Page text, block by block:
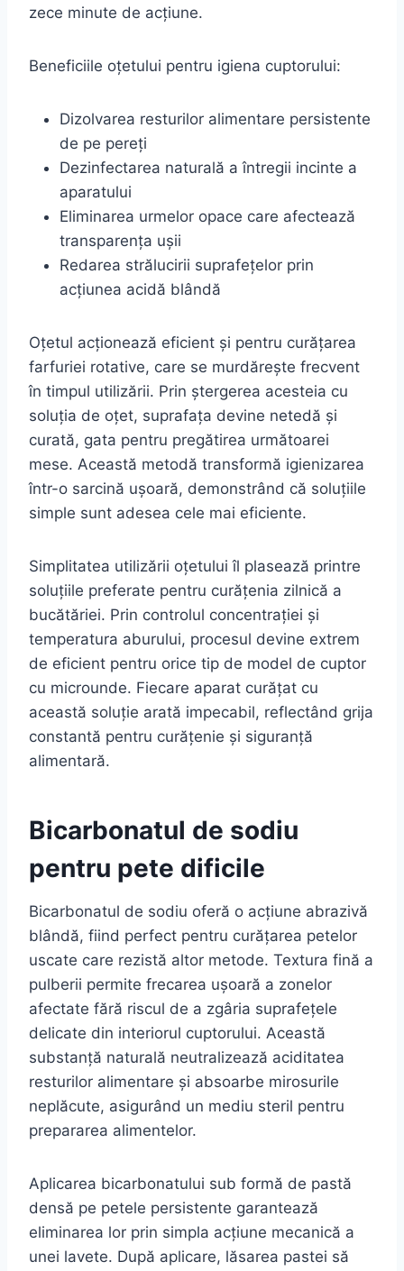
zece minute de acțiune.
Beneficiile oțetului pentru igiena cuptorului:
Dizolvarea resturilor alimentare persistente
de pe pereți
Dezinfectarea naturală a întregii incinte a
aparatului
Eliminarea urmelor opace care afectează
transparența ușii
Redarea strălucirii suprafețelor prin
acțiunea acidă blândă
Oțetul acționează eficient și pentru curățarea
farfuriei rotative, care se murdărește frecvent
în timpul utilizării. Prin ștergerea acesteia cu
soluția de oțet, suprafața devine netedă și
curată, gata pentru pregătirea următoarei
mese. Această metodă transformă igienizarea
într-o sarcină ușoară, demonstrând că soluțiile
simple sunt adesea cele mai eficiente.
Simplitatea utilizării oțetului îl plasează printre
soluțiile preferate pentru curățenia zilnică a
bucătăriei. Prin controlul concentrației și
temperatura aburului, procesul devine extrem
de eficient pentru orice tip de model de cuptor
cu microunde. Fiecare aparat curățat cu
această soluție arată impecabil, reflectând grija
constantă pentru curățenie și siguranță
alimentară.
Bicarbonatul de sodiu
pentru pete dificile
Bicarbonatul de sodiu oferă o acțiune abrazivă
blândă, fiind perfect pentru curățarea petelor
uscate care rezistă altor metode. Textura fină a
pulberii permite frecarea ușoară a zonelor
afectate fără riscul de a zgâria suprafețele
delicate din interiorul cuptorului. Această
substanță naturală neutralizează aciditatea
resturilor alimentare și absoarbe mirosurile
neplăcute, asigurând un mediu steril pentru
prepararea alimentelor.
Aplicarea bicarbonatului sub formă de pastă
densă pe petele persistente garantează
eliminarea lor prin simpla acțiune mecanică a
unei lavete. După aplicare, lăsarea pastei să